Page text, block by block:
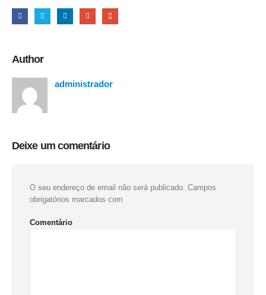
Author
administrador
Deixe um comentário
O seu endereço de email não será publicado. Campos
obrigatórios marcados com
Comentário